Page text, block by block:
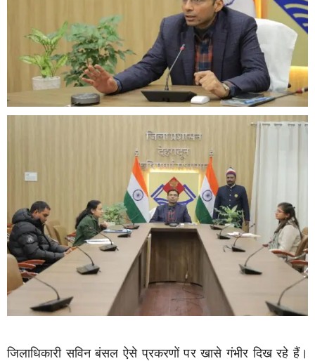
जिलाधिकारी सविन बंसल ऐसे प्रकरणों पर खासे गंभीर दिख रहे हैं।